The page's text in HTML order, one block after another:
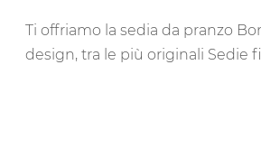
Ti offriamo la sedia da pranzo
design, tra le più originali Sedie